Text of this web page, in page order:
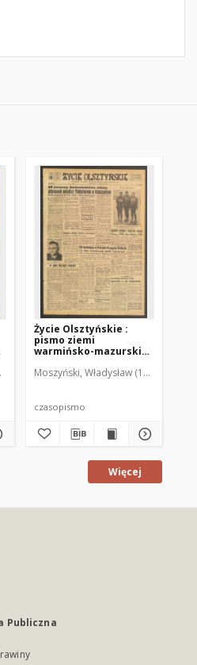
2001). Red. Mroczkowski, Włodzimierz
Życie Olsztyńskie :
pismo ziemi
warmińsko-mazurskiej,
Moszyński, Władysław (1922-2001).
czasopismo
Więcej
Publiczna